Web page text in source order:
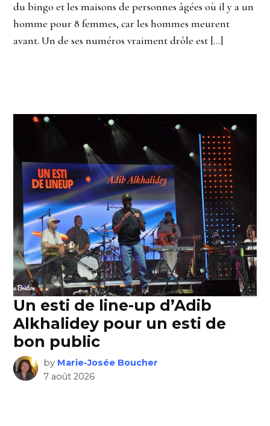
du bingo et les maisons de personnes âgées où il y a un
homme pour 8 femmes, car les hommes meurent
avant. Un de ses numéros vraiment drôle est […]
Un esti de line-up d’Adib
Alkhalidey pour un esti de
bon public
by Marie-Josée Boucher
7 août 2026